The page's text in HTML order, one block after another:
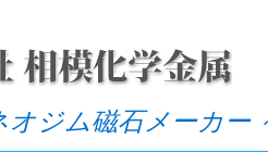
ジム磁石メーカー